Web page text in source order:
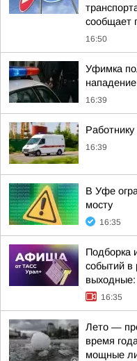
сообщает
16:50
Уфимка
16:39
16:39
В Уфе
мосту
16:35
Подборка
событий в
выходные:
16:35
Лето —
время
мощные